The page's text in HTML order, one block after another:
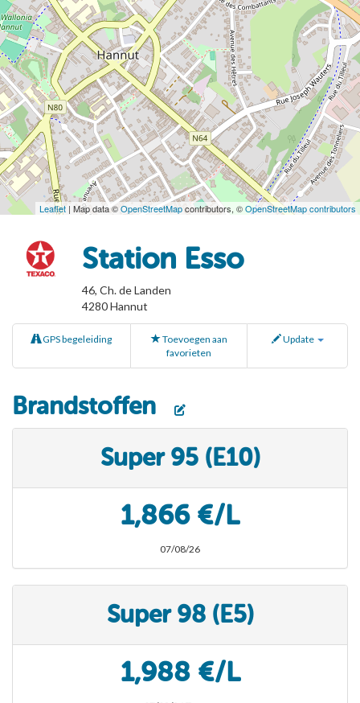
Leaflet | Map data ©OpenStreetMapcontributors, ©OpenStreetMap contributors
Station Esso
46, Ch. de Landen
4280Hannut
GPS begeleiding
Toevoegen aan
favorieten
Update
Brandstoffen
Super 95 (E10)
1,866 €/L
07/08/26
Super 98 (E5)
1,988 €/L